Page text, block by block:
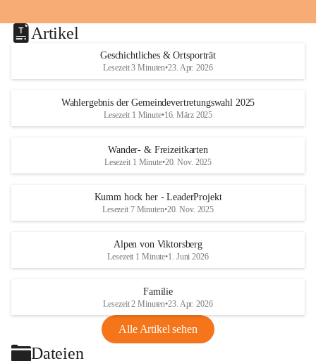
Artikel
Geschichtliches & Ortsporträt
Lesezeit 3 Minuten•23. Apr. 2026
Wahlergebnis der Gemeindevertretungswahl 2025
Lesezeit 1 Minute•16. März 2025
Wander- & Freizeitkarten
Lesezeit 1 Minute•20. Nov. 2025
Kumm hock her - LeaderProjekt
Lesezeit 7 Minuten•20. Nov. 2025
Alpen von Viktorsberg
Lesezeit 1 Minute•1. Juni 2026
Familie
Lesezeit 2 Minuten•23. Apr. 2026
Alle Artikel sehen
Dateien